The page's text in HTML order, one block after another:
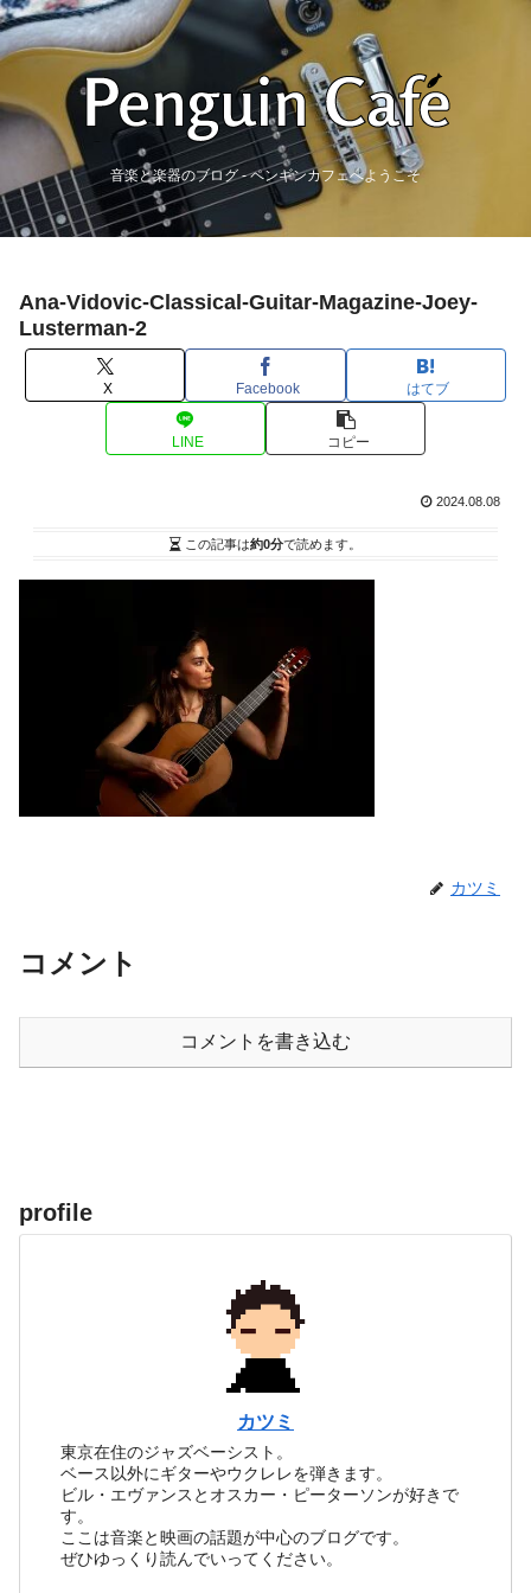
音楽と楽器のブログ - ペンギンカフェへようこそ
Ana-Vidovic-Classical-Guitar-Magazine-Joey-
Lusterman-2
X Facebook はてブ
LINE コピー
2024.08.08
この記事は約0分で読めます。
カツミ
コメント
コメントを書き込む
profile
カツミ
東京在住のジャズベーシスト。
ベース以外にギターやウクレレを弾きます。
ビル・エヴァンスとオスカー・ピーターソンが好きで
す。
ここは音楽と映画の話題が中心のブログです。
ぜひゆっくり読んでいってください。